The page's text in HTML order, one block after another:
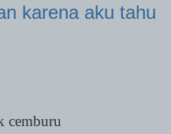
karena aku tahu
cemburu